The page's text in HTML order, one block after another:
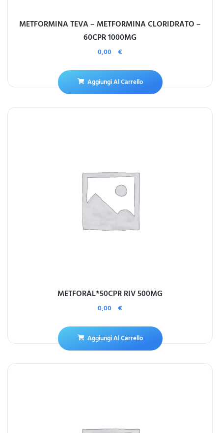
METFORMINA TEVA – METFORMINA CLORIDRATO –
60CPR 1000MG
0,00 €
Aggiungi Al Carrello
METFORAL*50CPR RIV 500MG
0,00 €
Aggiungi Al Carrello